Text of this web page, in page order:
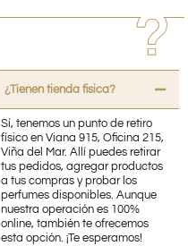
¿Tienen tienda fisica?
Sí, tenemos un punto de retiro
físico en Viana 915, Oficina 215,
Viña del Mar. Allí puedes retirar
tus pedidos, agregar productos
a tus compras y probar los
perfumes disponibles. Aunque
nuestra operación es 100%
online, también te ofrecemos
esta opción. ¡Te esperamos!